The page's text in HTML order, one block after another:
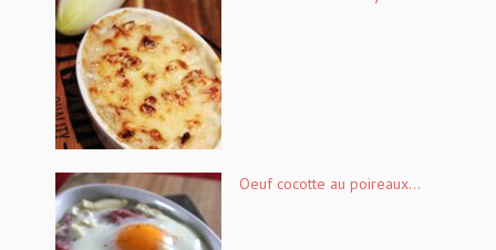
Oeuf cocotte au poireaux...